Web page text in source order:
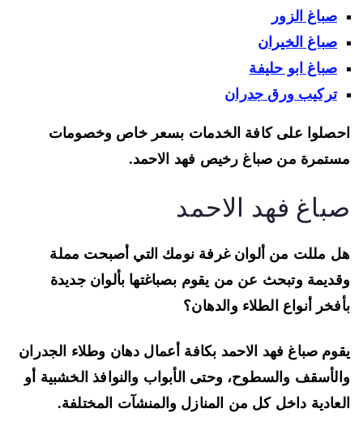
صباغ الزور
صباغ الخيران
صباغ ابو حليفة
تركيب ورق جدران
على كافة الخدمات بسعر خاص وخصومات
من صباغ رخيص فهد الاحمد.
فهد الاحمد
مللت من ألوان غرفة نومك التي أصبحت مملة
وتبحث عن من يقوم بصباغتها بألوان جديدة
أنواع الطلاء والدهان؟
صباغ فهد الاحمد بكافة أعمال دهان وطلاء الجدران
والسطوح، وحتى الأبواب والنوافذ الخشبية أو
داخل كل من المنازل والمنشآت المختلفة.